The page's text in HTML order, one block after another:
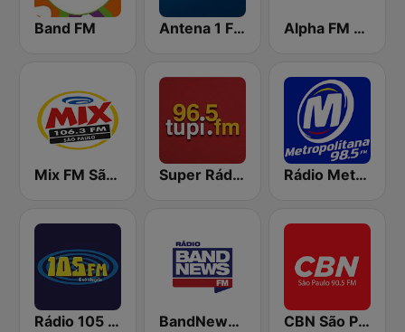
Band FM Antena 1 FM Alpha FM 101.7
Mix FM São Paulo Super Rádio Tupi Rádio Metropolitana 98.5 FM
Rádio 105 FM BandNews FM - 96.9 SP CBN São Paulo